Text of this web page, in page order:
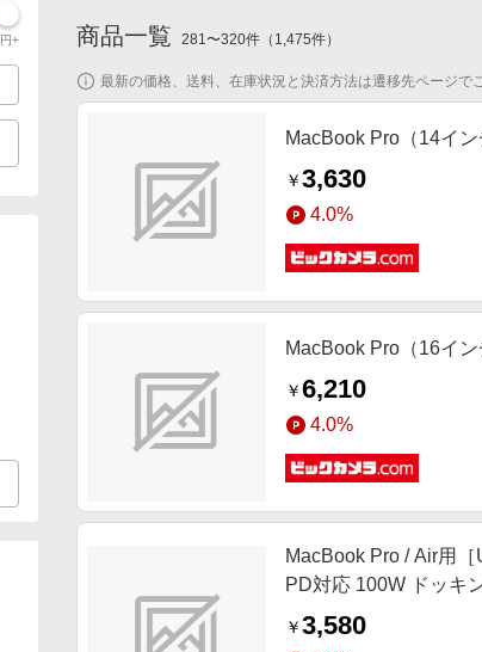
円+ 商品一覧 281〜320件 （ 1,475件）
最新の価格、送料、在庫状況と決済方法は遷移先ページで
MacBook Pro（14イ
￥3,630
4.0%
MacBook Pro（16イ
￥6,210
4.0%
MacBook Pro / Air用
PD対応 100W ドッキ
￥3,580